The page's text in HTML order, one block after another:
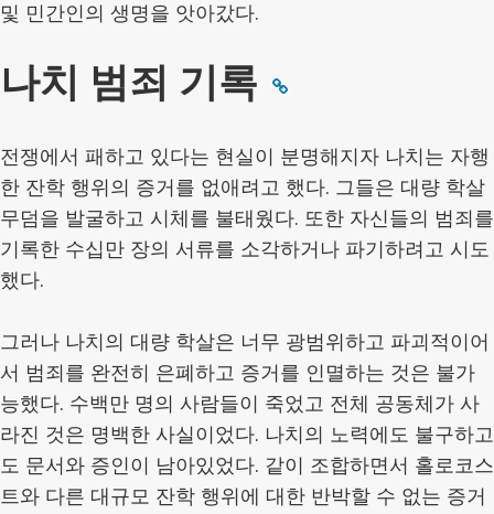
및 민간인의 생명을 앗아갔다.
나치 범죄 기록
전쟁에서 패하고 있다는 현실이 분명해지자 나치는 자행
한 잔학 행위의 증거를 없애려고 했다. 그들은 대량 학살
무덤을 발굴하고 시체를 불태웠다. 또한 자신들의 범죄를
기록한 수십만 장의 서류를 소각하거나 파기하려고 시도
했다.
그러나 나치의 대량 학살은 너무 광범위하고 파괴적이어
서 범죄를 완전히 은폐하고 증거를 인멸하는 것은 불가
능했다. 수백만 명의 사람들이 죽었고 전체 공동체가 사
라진 것은 명백한 사실이었다. 나치의 노력에도 불구하고
도 문서와 증인이 남아있었다. 같이 조합하면서 홀로코스
트와 다른 대규모 잔학 행위에 대한 반박할 수 없는 증거